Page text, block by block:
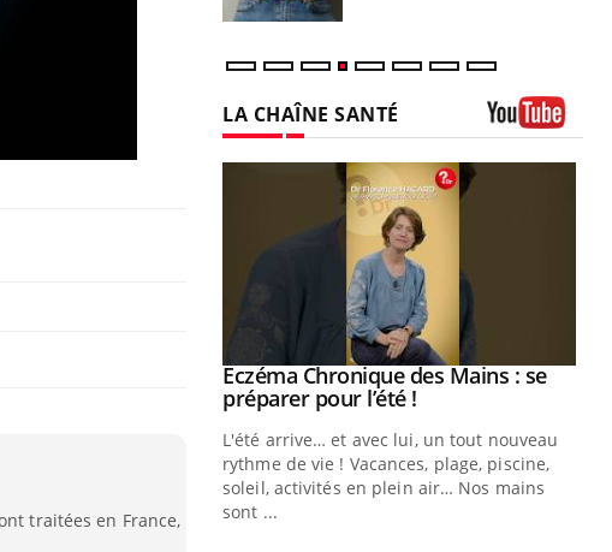
traitées en France,
LA CHAÎNE SANTÉ
Youtube
Eczéma Chronique des Mains : se
préparer pour l’été !Youtube
L'été arrive… et avec lui, un tout nouveau
rythme de vie ! Vacances, plage, piscine,
soleil, activités en plein air… Nos mains
sont ...